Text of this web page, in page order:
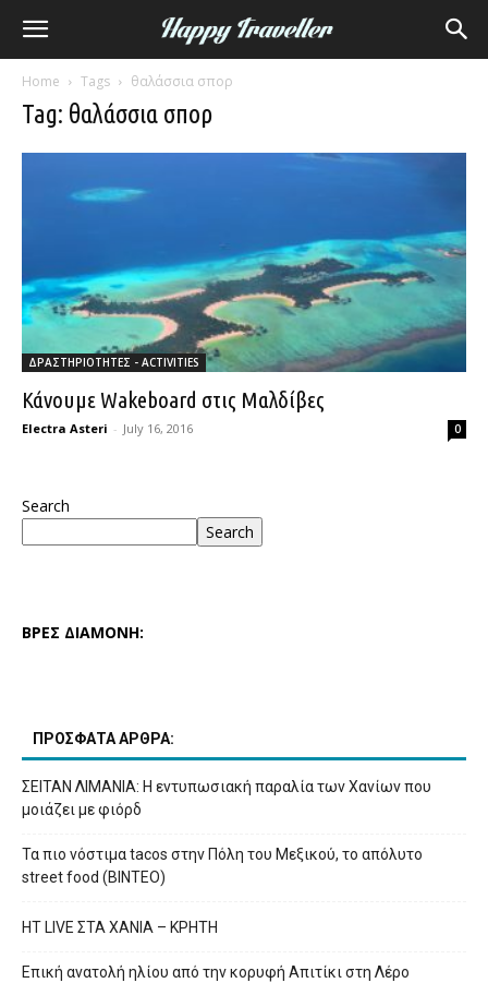
Home Tags θαλάσσια σπορ
Tag: θαλάσσια σπορ
ΔΡΑΣΤΗΡΙΟΤΗΤΕΣ - ACTIVITIES
Κάνουμε Wakeboard στις Μαλδίβες
Electra Asteri - July 16, 2016 0
Search
Search
ΒΡΕΣ ΔΙΑΜΟΝΗ:
ΠΡΟΣΦΑΤΑ ΑΡΘΡΑ:
ΣΕΙΤΑΝ ΛΙΜΑΝΙΑ: Η εντυπωσιακή παραλία των Χανίων που
μοιάζει με φιόρδ
Τα πιο νόστιμα tacos στην Πόλη του Μεξικού, το απόλυτο
street food (ΒΙΝΤΕΟ)
HT LIVE ΣΤΑ ΧΑΝΙΑ – ΚΡΗΤΗ
Επική ανατολή ηλίου από την κορυφή Απιτίκι στη Λέρο